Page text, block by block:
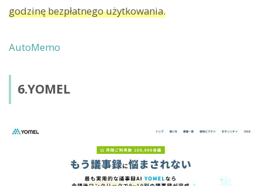
godzinę bezpłatnego użytkowania.
AutoMemo
6.YOMEL